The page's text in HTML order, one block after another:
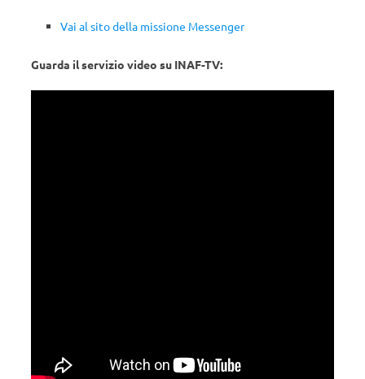
Vai al sito della missione Messenger
Guarda il servizio video su INAF-TV: